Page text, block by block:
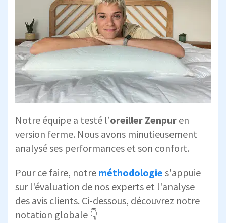
Notre équipe a testé l’oreiller Zenpur en
version ferme. Nous avons minutieusement
analysé ses performances et son confort.
Pour ce faire, notre méthodologie s'appuie
sur l'évaluation de nos experts et l'analyse
des avis clients. Ci-dessous, découvrez notre
notation globale 👇